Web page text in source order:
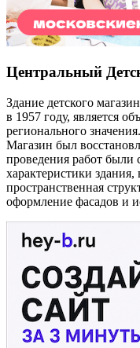
Центральный
Здание детского
в 1957 году, является
регионального
Магазин был
проведения работ были
характеристики
пространственная
оформление фасадов и